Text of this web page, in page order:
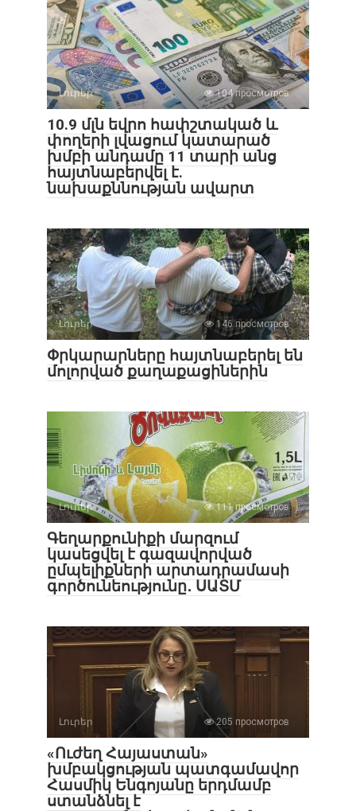
Լուրեր 104 просмотров
10.9 մլն եվրո հափշտակած և
փողերի լվացում կատարած
խմբի անդամը 11 տարի անց
հայտնաբերվել է.
նախաքննության ավարտ
Լուրեր 146 просмотров
Փրկարարները հայտնաբերել են
մոլորված քաղաքացիներին
Լուրեր 111 просмотров
Գեղարքունիքի մարզում
կասեցվել է գազավորված
ըմպելիքների արտադրամասի
գործունեությունը․ ՍԱՏՄ
Լուրեր 205 просмотров
«Ուժեղ Հայաստան»
խմբակցության պատգամավոր
Հասմիկ Ենգոյանը երդմամբ
ստանձնել է